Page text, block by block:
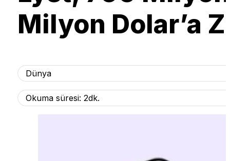
Milyon Dolar’a
Dünya
Okuma süresi: 2dk.